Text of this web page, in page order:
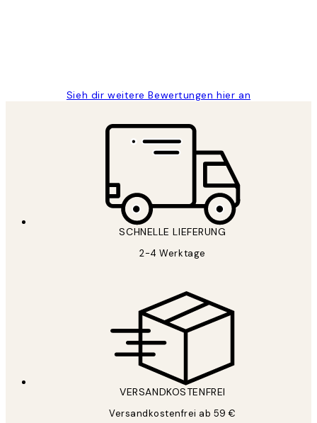
Sieh dir weitere Bewertungen hier an
SCHNELLE LIEFERUNG
2-4 Werktage
VERSANDKOSTENFREI
Versandkostenfrei ab 59 €